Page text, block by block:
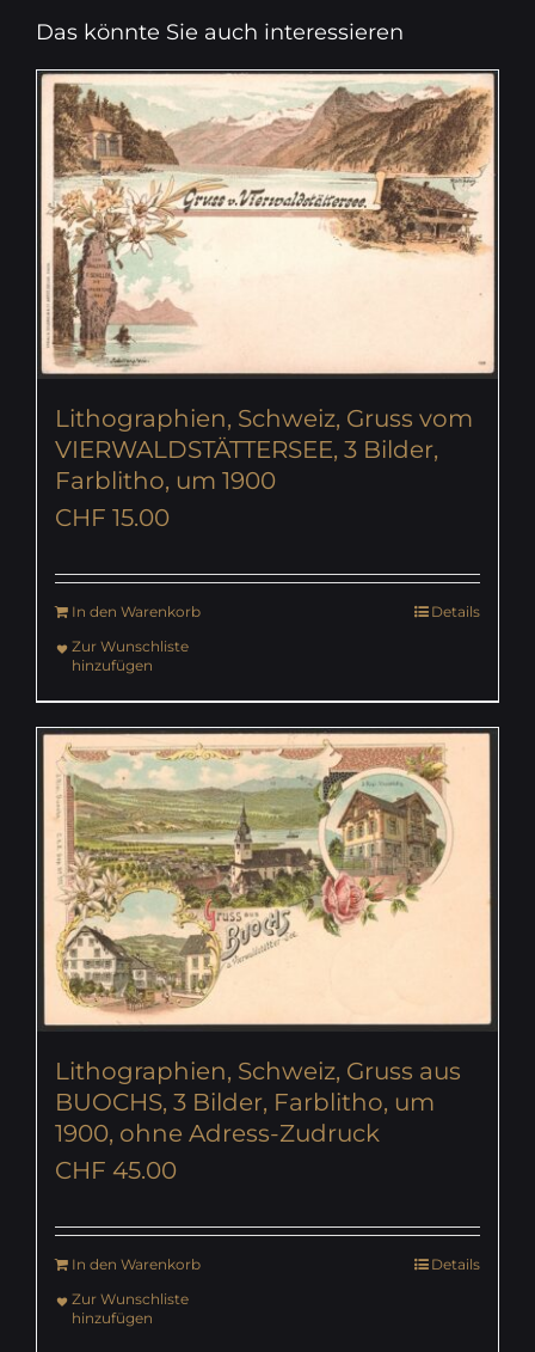
Das könnte Sie auch interessieren
Lithographien, Schweiz, Gruss vom
VIERWALDSTÄTTERSEE, 3 Bilder,
Farblitho, um 1900
CHF 15.00
In den Warenkorb
Details
Zur Wunschliste
hinzufügen
Lithographien, Schweiz, Gruss aus
BUOCHS, 3 Bilder, Farblitho, um
1900, ohne Adress-Zudruck
CHF 45.00
In den Warenkorb
Details
Zur Wunschliste
hinzufügen